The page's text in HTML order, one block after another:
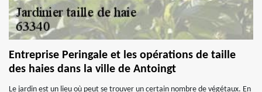
Entreprise Peringale et les opérations de taille
des haies dans la ville de Antoingt
Le jardin est un lieu où peut se trouver un certain nombre de végétaux. En